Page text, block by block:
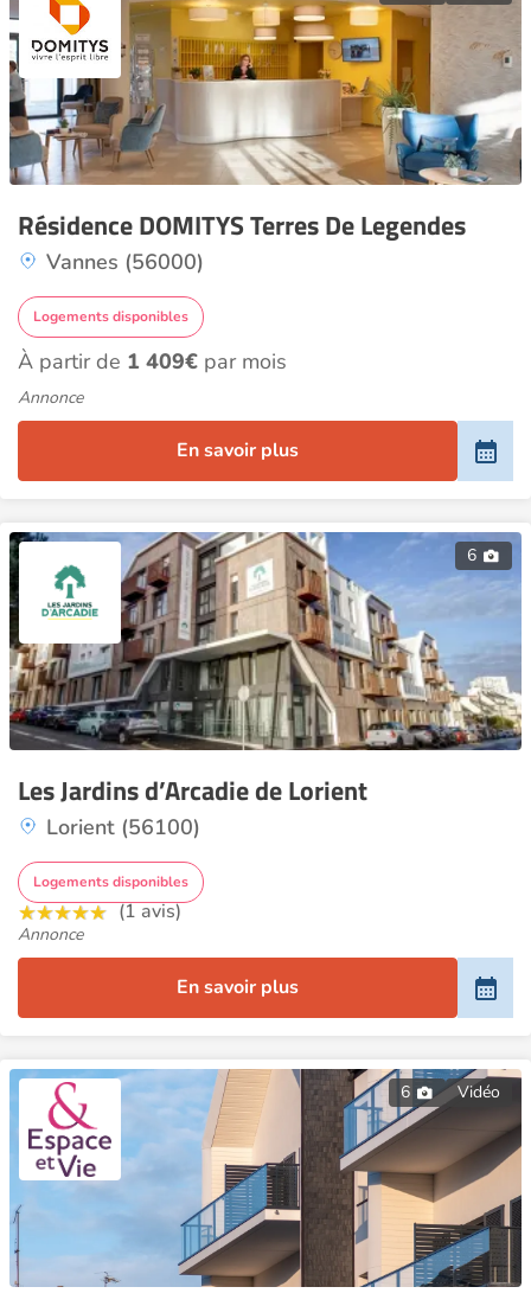
Résidence DOMITYS Terres De Legendes
Vannes (56000)
Logements disponibles
À partir de 1 409€ par mois
Annonce
En savoir plus
6
Les Jardins d’Arcadie de Lorient
Lorient (56100)
Logements disponibles
(1 avis)
Annonce
En savoir plus
6 Vidéo